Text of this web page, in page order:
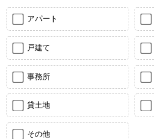
アパート
戸建て
事務所
貸土地
その他